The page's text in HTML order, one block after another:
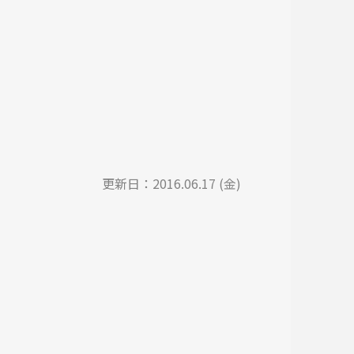
更新日： 2016.06.17 (金)